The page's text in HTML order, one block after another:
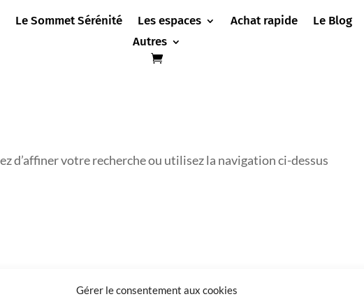
Gérer le consentement aux cookies
Le Sommet Sérénité Les espaces Achat rapide
Le Blog
Autres
d’affiner votre recherche ou utilisez la navigation ci-dessus